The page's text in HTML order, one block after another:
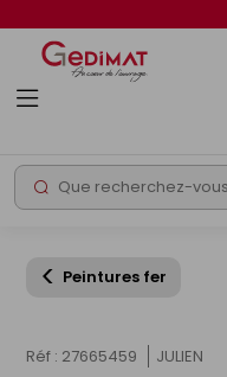
Rechercher
Peintures fer
Réf : 27665459 JULIEN